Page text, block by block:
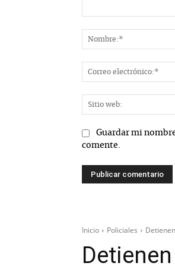
Guardar mi
comente.